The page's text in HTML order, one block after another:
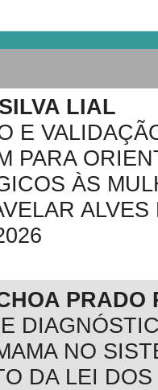
LIAL
E
PARA
ÀS
ALVES
PRADO
NO
DA LEI